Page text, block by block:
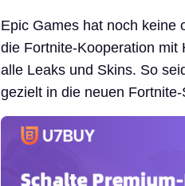
Epic Games hat noch keine
die Fortnite-Kooperation mit
alle Leaks und Skins. So
gezielt in die neuen